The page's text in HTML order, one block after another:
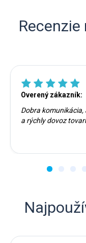
Overený zákazník:
Dobra
a rýchly dovoz